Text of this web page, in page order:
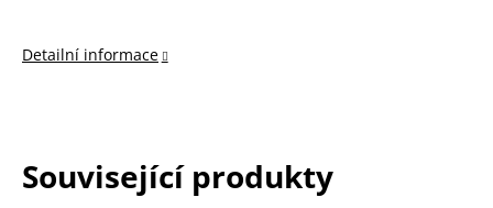
Detailní informace
Související produkty